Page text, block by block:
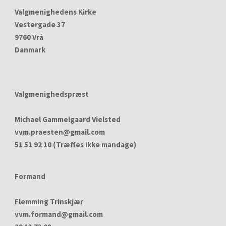
Valgmenighedens Kirke
Vestergade 37
9760 Vrå
Danmark
Valgmenighedspræst
Michael Gammelgaard Vielsted
vvm.praesten@gmail.com
51 51 92 10 (Træffes ikke mandage)
Formand
Flemming Trinskjær
vvm.formand@gmail.com